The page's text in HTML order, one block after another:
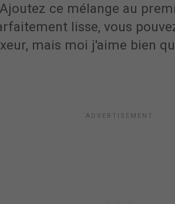
ce mélange au
lisse, vous
mais moi j'aime bien